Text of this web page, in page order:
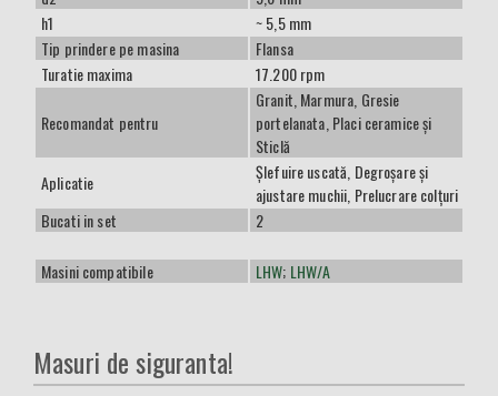
h1
~ 5,5 mm
Tip prindere pe masina
Flansa
Turatie maxima
17.200 rpm
Recomandat pentru
Granit, Marmura, Gresie
portelanata, Placi ceramice și
Sticlă
Aplicatie
Șlefuire uscată, Degroșare și
ajustare muchii, Prelucrare colțuri
Bucati in set
2
Masini compatibile LHW; LHW/A
Masuri de siguranta!